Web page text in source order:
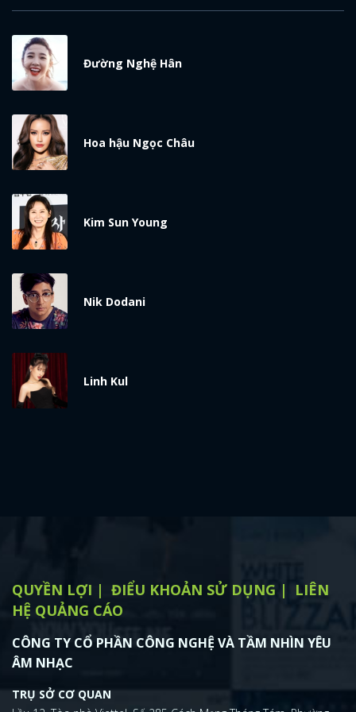
Đường Nghệ Hân
Hoa hậu Ngọc Châu
Kim Sun Young
Nik Dodani
Linh Kul
QUYỀN LỢI ĐIỂU KHOẢN SỬ DỤNG
LIÊN
HỆ QUẢNG CÁO
CÔNG TY CỔ PHẦN CÔNG NGHỆ VÀ TẦM NHÌN YÊU
ÂM NHẠC
TRỤ SỞ CƠ QUAN